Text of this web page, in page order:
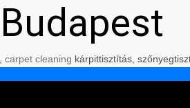
carpet cleaning kárpittisztítás,